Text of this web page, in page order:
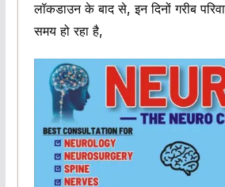
लॉकडाउन के बाद से, इन दिनों गरीब
समय हो रहा है,